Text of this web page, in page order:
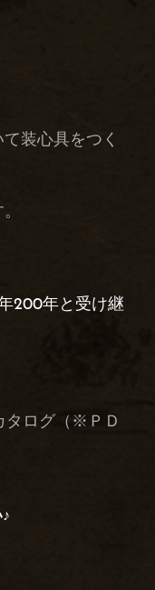
装心具をつく
200年と受け継
タログ（※ＰＤ